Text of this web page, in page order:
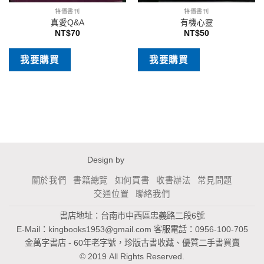
特價書刊
真愛Q&A
NT$70
我要購買
特價書刊
有機心靈
NT$50
我要購買
Design by
關於我們 書籍總覽 如何買書 收書辦法
常見問題
交通位置
聯絡我們
書店地址：台南市中西區忠義路二段6號
E-Mail： kingbooks1953@gmail.com 客服電話：0956-100-705
金萬字書店 - 60年老字號，珍版古書收藏、優質二手書買賣
© 2019 All Rights Reserved.